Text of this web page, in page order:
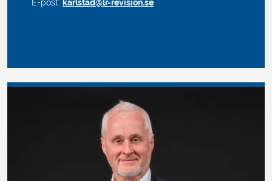
E-post: karlstad@lr-revision.se